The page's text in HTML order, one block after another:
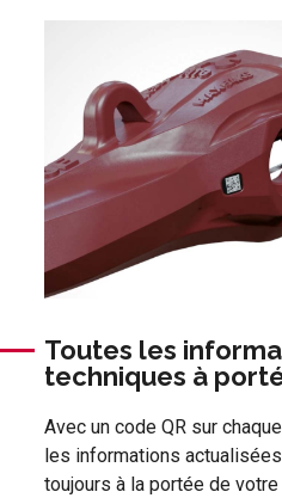
Toutes les
techniques à
Avec un code QR sur
les informations
toujours à la portée de